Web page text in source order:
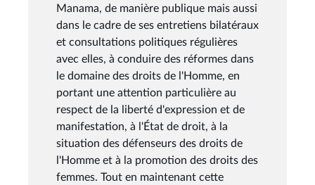
Manama, de manière publique mais aussi
dans le cadre de ses entretiens bilatéraux
et consultations politiques régulières
avec elles, à conduire des réformes dans
le domaine des droits de l'Homme, en
portant une attention particulière au
respect de la liberté d'expression et de
manifestation, à l'État de droit, à la
situation des défenseurs des droits de
l'Homme et à la promotion des droits des
femmes. Tout en maintenant cette